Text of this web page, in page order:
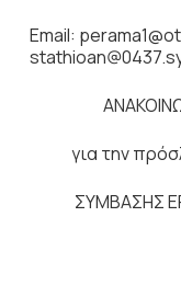
Εmail:
για την
ΣΥΜΒΑΣΗΣ